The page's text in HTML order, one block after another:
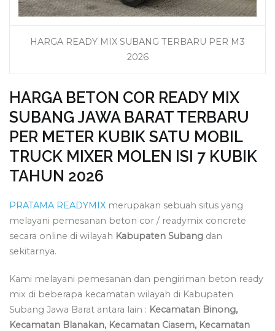
HARGA READY MIX SUBANG TERBARU PER M3
2026
HARGA BETON COR READY MIX
SUBANG JAWA BARAT TERBARU
PER METER KUBIK SATU MOBIL
TRUCK MIXER MOLEN ISI 7 KUBIK
TAHUN 2026
PRATAMA READYMIX merupakan sebuah situs yang
melayani pemesanan beton cor / readymix concrete
secara online di wilayah Kabupaten Subang dan
sekitarnya.
Kami melayani pemesanan dan pengiriman beton ready
mix di beberapa kecamatan wilayah di Kabupaten
Subang Jawa Barat antara lain : Kecamatan Binong,
Kecamatan Blanakan, Kecamatan Ciasem, Kecamatan